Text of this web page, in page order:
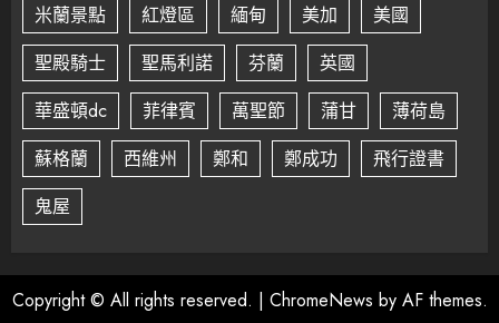
米蘭景點
紅燈區 緬甸 美加
美國
聖殿騎士
聖馬利諾 芬蘭
英國
華盛頓dc
菲律賓 萬聖節 蒲甘
薄荷島
蘇格蘭
西維州 鄭和 鄭成功
飛行證書
鬼屋
Copyright © All rights reserved. | ChromeNews by AF themes.